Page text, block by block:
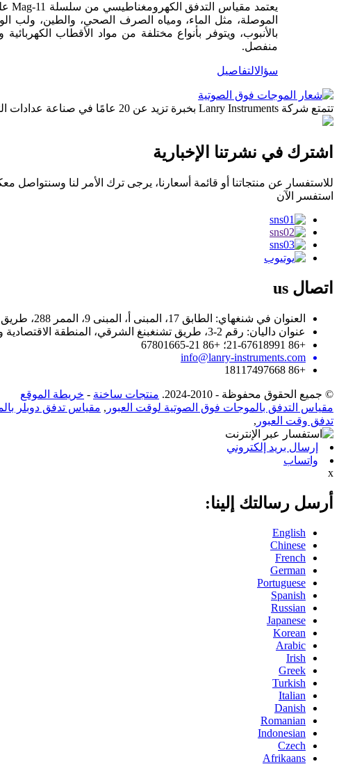
الموصلة، مثل الماء، ومياه الصرف الصحي، والطين، ولب
بالأنبوب، ويتوفر بأنواع مختلفة من مواد الأقطاب
منفصل.
سؤالالتفاصيل
تتمتع شركة Lanry Instruments بخبرة تزيد عن 20 عامًا في صناعة عدادات التدفق، وقد تم تصدير منتجاتنا إلى أكثر من 40 دولة في السوق العالمية.
اشترك في نشرتنا الإخبارية
للاستفسار عن منتجاتنا أو قائمة أسعارنا، يرجى ترك الأمر لنا وسنتواصل معكم
استفسر الآن
اتصال
العنوان في شنغهاي: الطابق 17، المبنى أ، المبنى 9، الممر 288، طريق تشيانفان، منطقة سونغجيانغ، شنغهاي 201600، جمهورية الصين الشعبية
عنوان داليان: رقم 2-3، طريق تشنغبنغ الشرقي، المنطقة الاقتصادية والتكنولوجية للتنمية، داليان 116600، الصين
+86 21-67618991؛ +86 21-67801665
info@lanry-instruments.com
+86 18117497668
© جميع الحقوق محفوظة - 2010-2024. منتجات ساخنة - خريطة الموقع
مقياس التدفق بالموجات فوق الصوتية لوقت العبور , مقياس تدفق دوبلر
تدفق وقت العبور ,
إرسال بريد إلكتروني
واتساب
x
أرسل رسالتك إلينا:
English
Chinese
French
German
Portuguese
Spanish
Russian
Japanese
Korean
Arabic
Irish
Greek
Turkish
Italian
Danish
Romanian
Indonesian
Czech
Afrikaans